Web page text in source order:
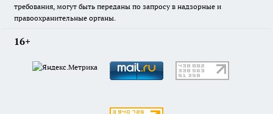
требования, могут быть переданы по запросу в надзорные и
правоохранительные органы.
16+